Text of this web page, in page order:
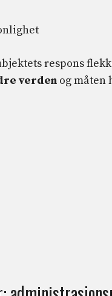
respons
verden og måten